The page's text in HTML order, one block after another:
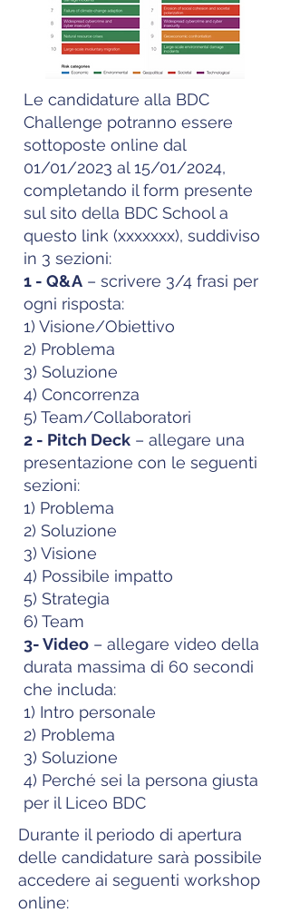
Le candidature alla BDC
Challenge potranno essere
sottoposte online dal
01/01/2023 al 15/01/2024,
completando il form presente
sul sito della BDC School a
questo link (xxxxxxx), suddiviso
in 3 sezioni:
1 - Q&A – scrivere 3/4 frasi per
ogni risposta:
1) Visione/Obiettivo
2) Problema
3) Soluzione
4) Concorrenza
5) Team/Collaboratori
2 - Pitch Deck – allegare una
presentazione con le seguenti
sezioni:
1) Problema
2) Soluzione
3) Visione
4) Possibile impatto
5) Strategia
6) Team
3- Video – allegare video della
durata massima di 60 secondi
che includa:
1) Intro personale
2) Problema
3) Soluzione
4) Perché sei la persona giusta
per il Liceo BDC
Durante il periodo di apertura
delle candidature sarà possibile
accedere ai seguenti workshop
online: